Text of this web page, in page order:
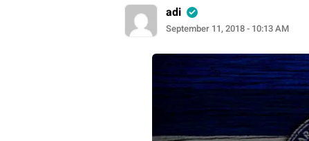
adi
September 11, 2018 - 10:13 AM